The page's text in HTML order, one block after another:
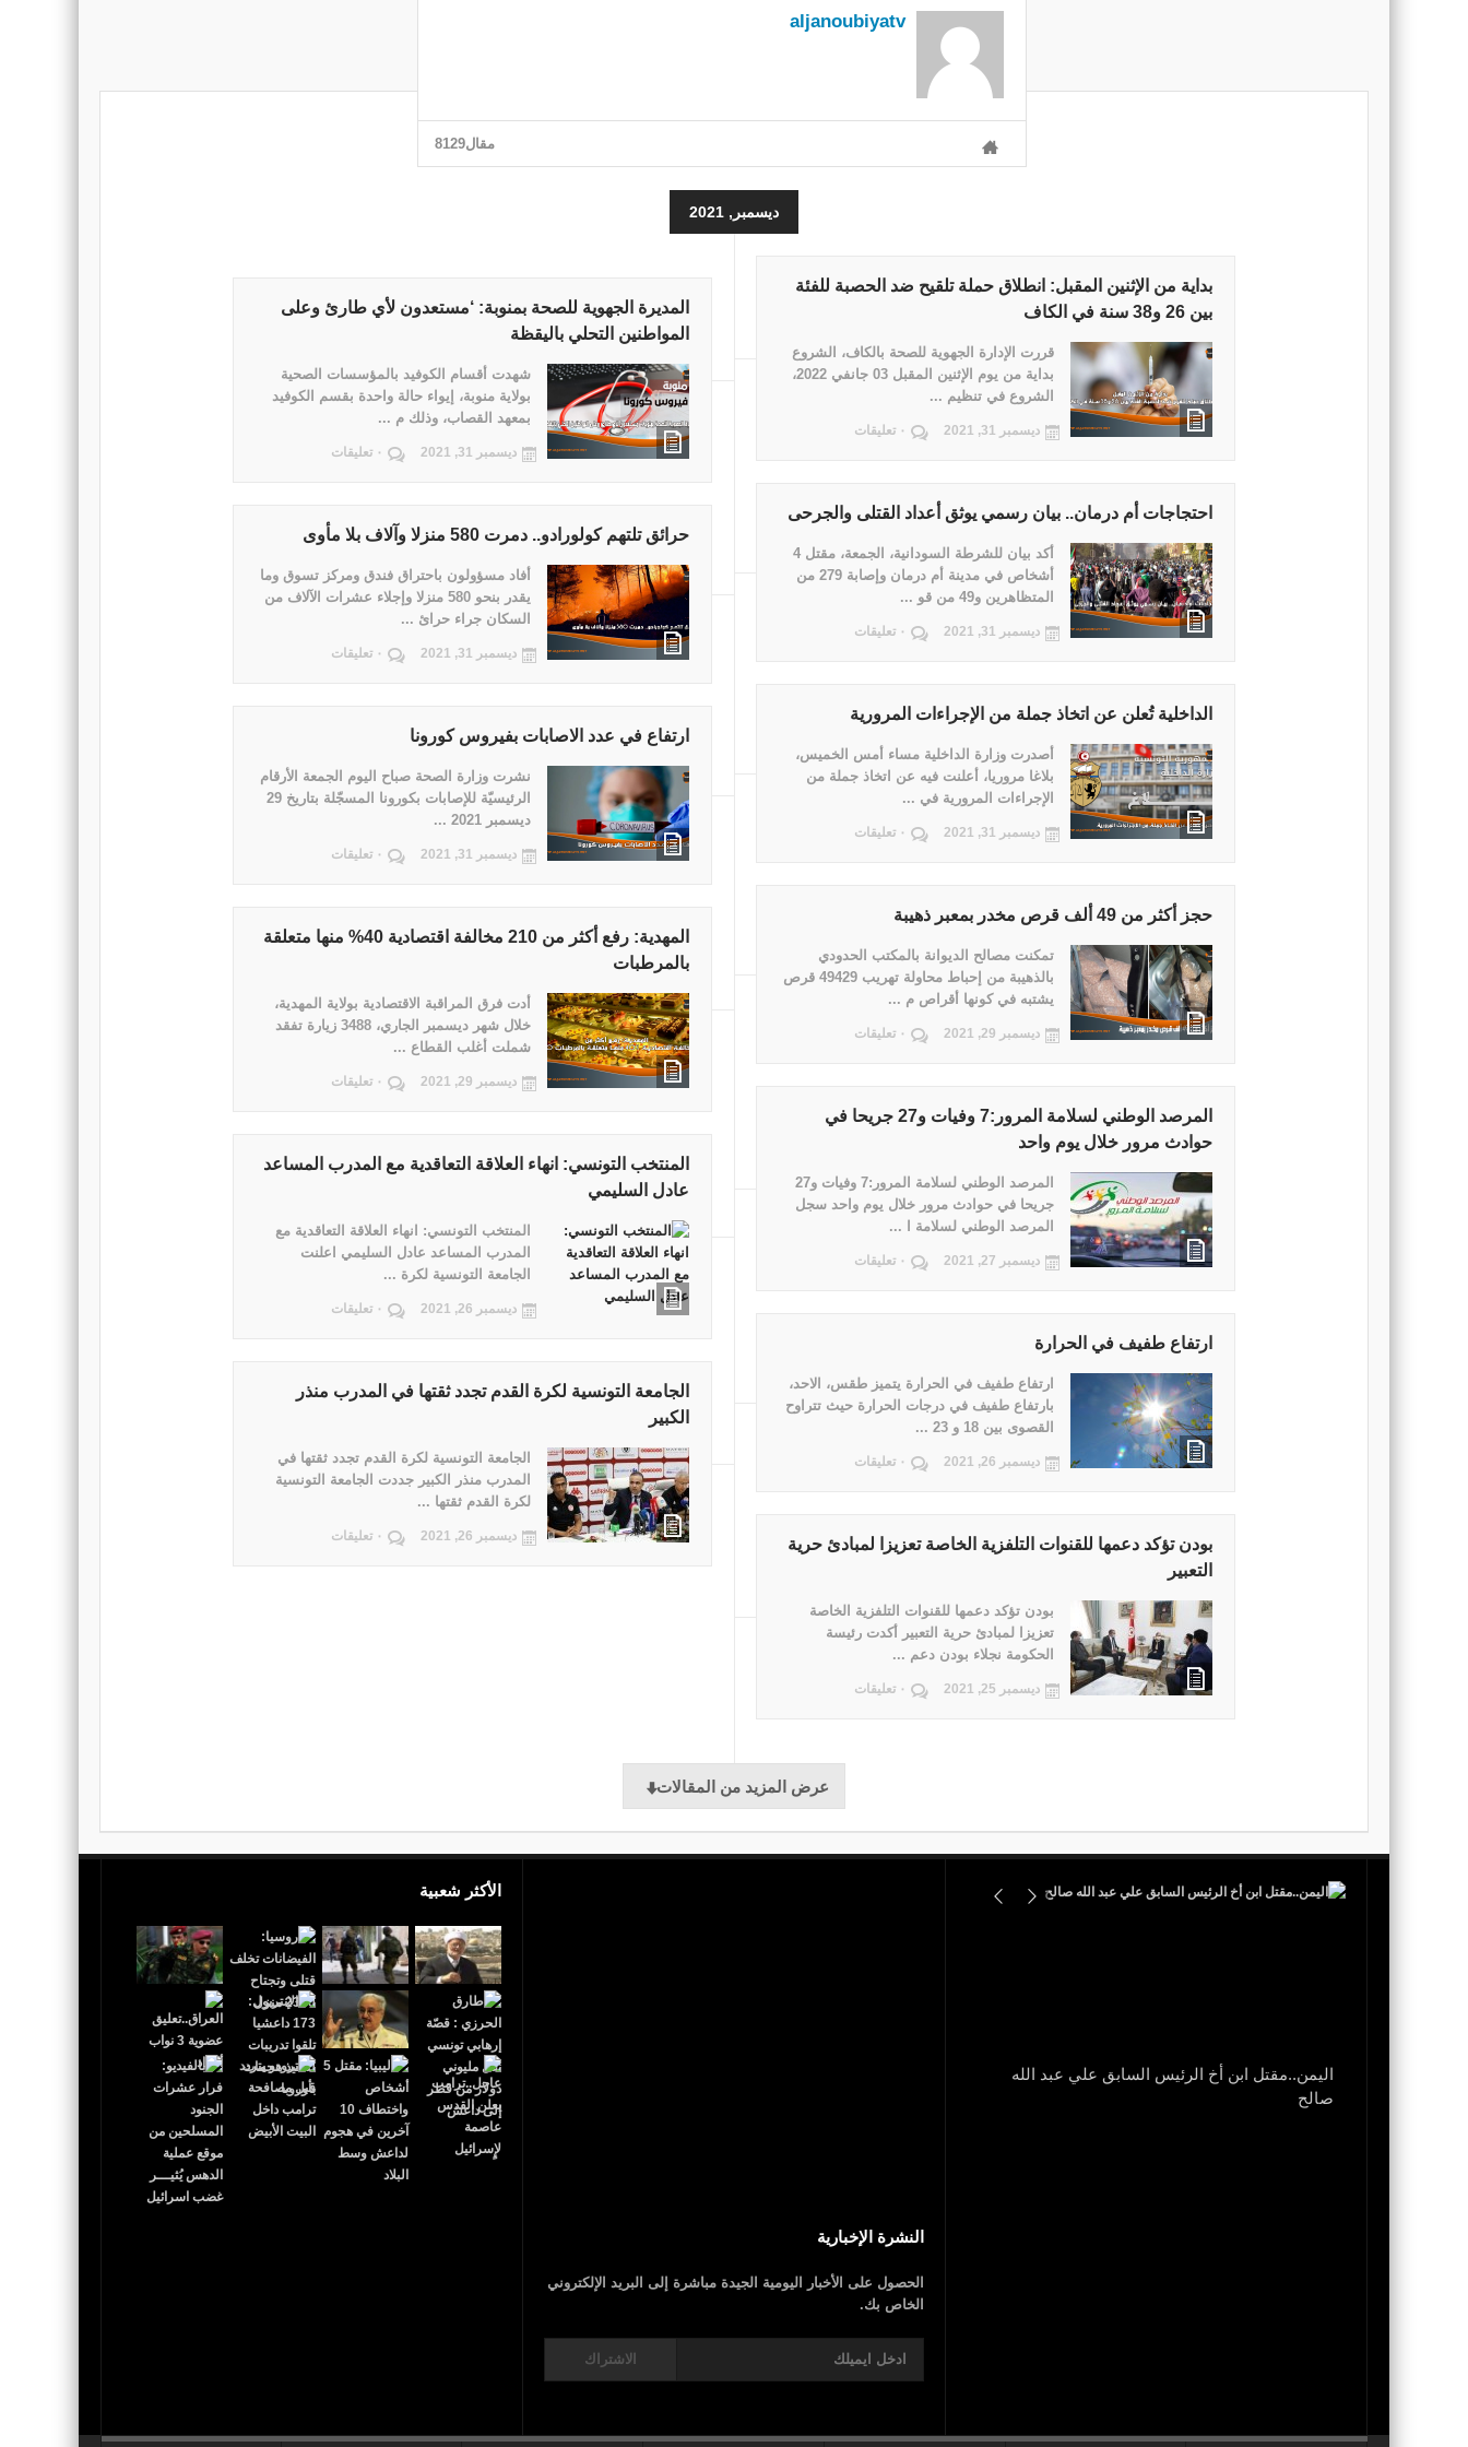
aljanoubiyatv
مقال8129
ديسمبر, 2021
بداية من الإثنين المقبل: انطلاق حملة تلقيح ضد الحصبة للفئة
بين 26 و38 سنة في الكاف
قررت الإدارة الجهوية للصحة بالكاف، الشروع
بداية من يوم الإثنين المقبل 03 جانفي 2022،
الشروع في تنظيم ...
ديسمبر 31, 2021 ٠ تعليقات
المديرة الجهوية للصحة بمنوبة: ‘مستعدون لأي طارئ وعلى
المواطنين التحلي باليقظة
شهدت أقسام الكوفيد بالمؤسسات الصحية
بولاية منوبة، إيواء حالة واحدة بقسم الكوفيد
بمعهد القصاب، وذلك م ...
ديسمبر 31, 2021 ٠ تعليقات
احتجاجات أم درمان.. بيان رسمي يوثق أعداد القتلى والجرحى
أكد بيان للشرطة السودانية، الجمعة، مقتل 4
أشخاص في مدينة أم درمان وإصابة 279 من
المتظاهرين و49 من قو ...
ديسمبر 31, 2021 ٠ تعليقات
حرائق تلتهم كولورادو.. دمرت 580 منزلا وآلاف بلا مأوى
أفاد مسؤولون باحتراق فندق ومركز تسوق وما
يقدر بنحو 580 منزلا وإجلاء عشرات الآلاف من
السكان جراء حرائ ...
ديسمبر 31, 2021 ٠ تعليقات
الداخلية تُعلن عن اتخاذ جملة من الإجراءات المرورية
أصدرت وزارة الداخلية مساء أمس الخميس،
بلاغا مروريا، أعلنت فيه عن اتخاذ جملة من
الإجراءات المرورية في ...
ديسمبر 31, 2021 ٠ تعليقات
ارتفاع في عدد الاصابات بفيروس كورونا
نشرت وزارة الصحة صباح اليوم الجمعة الأرقام
الرئيسيّة للإصابات بكورونا المسجّلة بتاريخ 29
ديسمبر 2021 ...
ديسمبر 31, 2021 ٠ تعليقات
حجز أكثر من 49 ألف قرص مخدر بمعبر ذهيبة
تمكنت مصالح الديوانة بالمكتب الحدودي
بالذهيبة من إحباط محاولة تهريب 49429 قرص
يشتبه في كونها أقراص م ...
ديسمبر 29, 2021 ٠ تعليقات
المهدية: رفع أكثر من 210 مخالفة اقتصادية 40% منها متعلقة
بالمرطبات
أدت فرق المراقبة الاقتصادية بولاية المهدية،
خلال شهر ديسمبر الجاري، 3488 زيارة تفقد
شملت أغلب القطاع ...
ديسمبر 29, 2021 ٠ تعليقات
المرصد الوطني لسلامة المرور:7 وفيات و27 جريحا في
حوادث مرور خلال يوم واحد
المرصد الوطني لسلامة المرور:7 وفيات و27
جريحا في حوادث مرور خلال يوم واحد سجل
المرصد الوطني لسلامة ا ...
ديسمبر 27, 2021 ٠ تعليقات
المنتخب التونسي: انهاء العلاقة التعاقدية مع المدرب المساعد
عادل السليمي
المنتخب التونسي: انهاء العلاقة التعاقدية مع
المدرب المساعد عادل السليمي اعلنت
الجامعة التونسية لكرة ...
ديسمبر 26, 2021 ٠ تعليقات
ارتفاع طفيف في الحرارة
ارتفاع طفيف في الحرارة يتميز طقس، الاحد،
بارتفاع طفيف في درجات الحرارة حيث تتراوح
القصوى بين 18 و 23 ...
ديسمبر 26, 2021 ٠ تعليقات
الجامعة التونسية لكرة القدم تجدد ثقتها في المدرب منذر
الكبير
الجامعة التونسية لكرة القدم تجدد ثقتها في
المدرب منذر الكبير جددت الجامعة التونسية
لكرة القدم ثقتها ...
ديسمبر 26, 2021 ٠ تعليقات
بودن تؤكد دعمها للقنوات التلفزية الخاصة تعزيزا لمبادئ حرية
التعبير
بودن تؤكد دعمها للقنوات التلفزية الخاصة
تعزيزا لمبادئ حرية التعبير أكدت رئيسة
الحكومة نجلاء بودن دعم ...
ديسمبر 25, 2021 ٠ تعليقات
عرض المزيد من المقالات
اليمن..مقتل ابن أخ الرئيس السابق علي عبد الله
صالح
عاجل..ترامب يعلن القدس عاصمة لإٍسرائيل
النشرة الإخبارية
الحصول على الأخبار اليومية الجيدة مباشرة إلى البريد الإلكتروني
الخاص بك.
الاشتراك
الأكثر شعبية